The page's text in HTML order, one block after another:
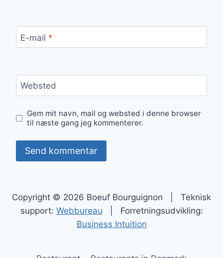
E-mail *
Websted
Gem mit navn, mail og websted i denne browser
til næste gang jeg kommenterer.
Copyright © 2026 Boeuf Bourguignon | Teknisk
support: Webbureau | Forretningsudvikling:
Business Intuition